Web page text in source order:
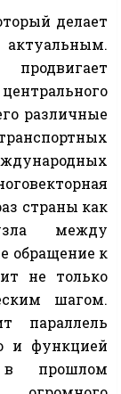
делает
различные
страны как
между
обращение к
не только
шагом.
параллель
и функцией
в прошлом